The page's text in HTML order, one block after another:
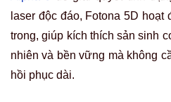
laser độc đáo, Fotona 5D
trong, giúp kích thích sản sinh
nhiên và bền vững mà không
hồi phục dài.